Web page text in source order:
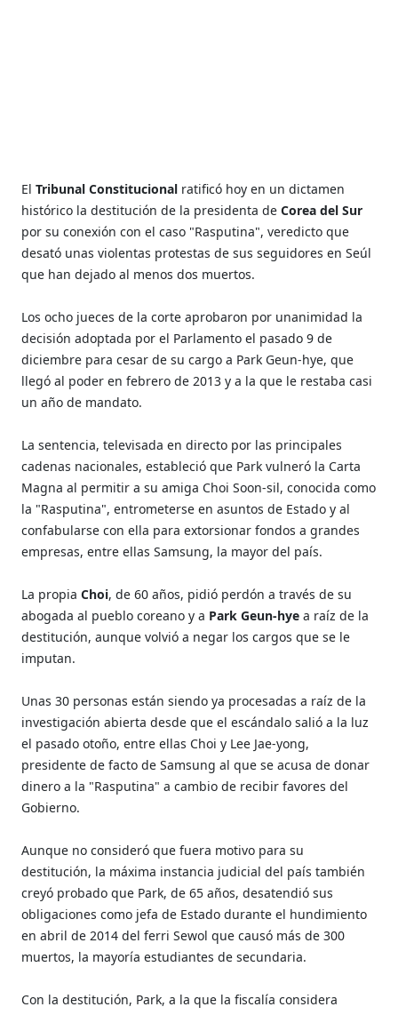
ElTribunal Constitucional ratificó hoy en un dictamen
histórico la destitución de la presidenta deCorea del Sur
por su conexión con el caso "Rasputina", veredicto que
desató unas violentas protestas de sus seguidores en Seúl
que han dejado al menos dos muertos.
Los ocho jueces de la corte aprobaron por unanimidad la
decisión adoptada por el Parlamento el pasado 9 de
diciembre para cesar de su cargo a Park Geun-hye, que
llegó al poder en febrero de 2013 y a la que le restaba casi
un año de mandato.
La sentencia, televisada en directo por las principales
cadenas nacionales, estableció que Park vulneró la Carta
Magna al permitir a su amiga Choi Soon-sil, conocida como
la "Rasputina", entrometerse en asuntos de Estado y al
confabularse con ella para extorsionar fondos a grandes
empresas, entre ellas Samsung, la mayor del país.
La propiaChoi, de 60 años, pidió perdón a través de su
abogada al pueblo coreano y a Park Geun-hye a raíz de la
destitución, aunque volvió a negar los cargos que se le
imputan.
Unas 30 personas están siendo ya procesadas a raíz de la
investigación abierta desde que el escándalo salió a la luz
el pasado otoño, entre ellas Choi y Lee Jae-yong,
presidente de facto de Samsung al que se acusa de donar
dinero a la "Rasputina" a cambio de recibir favores del
Gobierno.
Aunque no consideró que fuera motivo para su
destitución, la máxima instancia judicial del país también
creyó probado que Park, de 65 años, desatendió sus
obligaciones como jefa de Estado durante el hundimiento
en abril de 2014 del ferri Sewol que causó más de 300
muertos, la mayoría estudiantes de secundaria.
Con la destitución, Park, a la que la fiscalía considera